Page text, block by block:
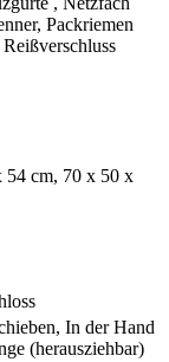
Packriemen
54 cm, 70 x 50 x
In der Hand
(herausziehbar)